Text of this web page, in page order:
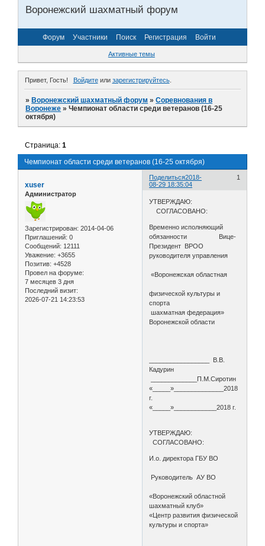
Воронежский шахматный форум
Форум Участники Поиск Регистрация Войти
Активные темы
Привет, Гость! Войдитеили зарегистрируйтесь.
»Воронежский шахматный форум »Соревнования в
Воронеже »Чемпионат области среди ветеранов (16-25
октября)
Чемпионат области среди ветеранов (16-25 октября)
Страница:1
Поделиться 1
2018-
08-29 18:35:04
xuser
Администратор
Зарегистрирован: 2014-04-06
Приглашений: 0
Сообщений: 12111
Уважение: +3655
Позитив: +4528
Провел на форуме:
7 месяцев 3 дня
Последний визит:
2026-07-21 14:23:53
УТВЕРЖДАЮ:
СОГЛАСОВАНО:
Временно исполняющий
обязанности Вице-
Президент ВРОО
руководителя управления
«Воронежская областная
физической культуры и
спорта
шахматная федерация»
Воронежской области
_________________ В.В.
Кадурин
_____________П.М.Сиротин
«_____»______________2018
г.
«_____»____________2018 г.
УТВЕРЖДАЮ:
СОГЛАСОВАНО:
И.о. директора ГБУ ВО
Руководитель АУ ВО
«Воронежский областной
шахматный клуб»
«Центр развития физической
культуры и спорта»